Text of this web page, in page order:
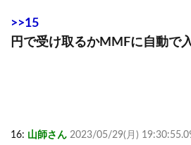
>>15
円で受け取るかMMFに自動で
16: 山師さん 2023/05/29(月)